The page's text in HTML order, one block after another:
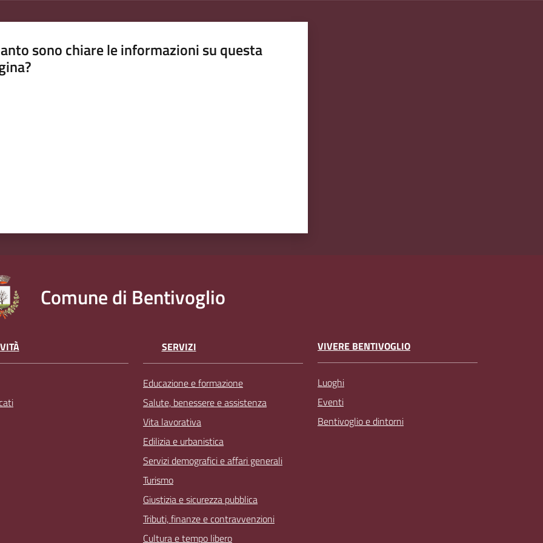
sono chiare le informazioni su questa
Comune di Bentivoglio
SERVIZI
Educazione e formazione
Salute, benessere e assistenza
Vita lavorativa
Edilizia e urbanistica
Servizi demografici e affari generali
Turismo
Giustizia e sicurezza pubblica
Tributi, finanze e contravvenzioni
Cultura e tempo libero
VIVERE BENTIVOGLIO
Luoghi
Eventi
Bentivoglio e dintorni